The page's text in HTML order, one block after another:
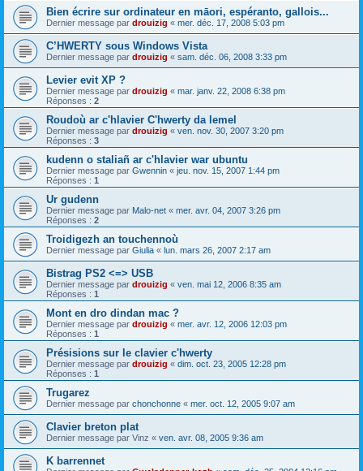
Bien écrire sur ordinateur en māori, espéranto, gallois...
Dernier message par drouizig « mer. déc. 17, 2008 5:03 pm
C’HWERTY sous Windows Vista
Dernier message par drouizig « sam. déc. 06, 2008 3:33 pm
Levier evit XP ?
Dernier message par drouizig « mar. janv. 22, 2008 6:38 pm
Réponses : 2
Roudoù ar c'hlavier C'hwerty da lemel
Dernier message par drouizig « ven. nov. 30, 2007 3:20 pm
Réponses : 3
kudenn o staliañ ar c'hlavier war ubuntu
Dernier message par Gwennin « jeu. nov. 15, 2007 1:44 pm
Réponses : 1
Ur gudenn
Dernier message par Malo-net « mer. avr. 04, 2007 3:26 pm
Réponses : 2
Troidigezh an touchennoù
Dernier message par Giulia « lun. mars 26, 2007 2:17 am
Bistrag PS2 <=> USB
Dernier message par drouizig « ven. mai 12, 2006 8:35 am
Réponses : 1
Mont en dro dindan mac ?
Dernier message par drouizig « mer. avr. 12, 2006 12:03 pm
Réponses : 1
Présisions sur le clavier c'hwerty
Dernier message par drouizig « dim. oct. 23, 2005 12:28 pm
Réponses : 1
Trugarez
Dernier message par chonchonne « mer. oct. 12, 2005 9:07 am
Clavier breton plat
Dernier message par Vinz « ven. avr. 08, 2005 9:36 am
K barrennet